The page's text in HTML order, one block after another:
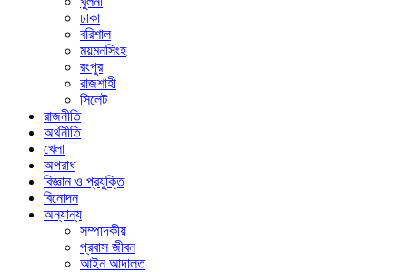
ঢাকা
বরিশাল
ময়মনসিংহ
রংপুর
রাজশাহী
সিলেট
রাজনীতি
অর্থনীতি
খেলা
অপরাধ
বিজ্ঞান ও প্রযুক্তি
বিনোদন
অন্যান্য
সম্পাদকীয়
প্রবাস জীবন
আইন আদালত